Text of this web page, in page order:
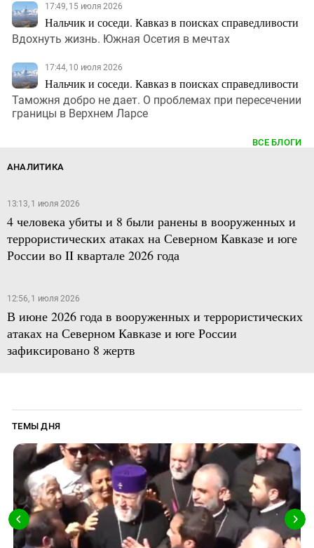
17:49, 15 июля 2026
Нальчик и соседи. Кавказ в поисках справедливости
Вдохнуть жизнь. Южная Осетия в мечтах
17:44, 10 июля 2026
Нальчик и соседи. Кавказ в поисках справедливости
Таможня добро не дает. О проблемах при пересечении
границы в Верхнем Ларсе
ВСЕ БЛОГИ
АНАЛИТИКА
13:13, 1 июля 2026
4 человека убиты и 8 были ранены в вооруженных и
террористических атаках на Северном Кавказе и юге
России во II квартале 2026 года
12:56, 1 июля 2026
В июне 2026 года в вооруженных и террористических
атаках на Северном Кавказе и юге России
зафиксировано 8 жертв
ТЕМЫ ДНЯ